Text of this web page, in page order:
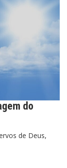
do
de Deus,